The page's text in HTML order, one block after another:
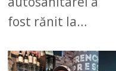
fost rănit la…